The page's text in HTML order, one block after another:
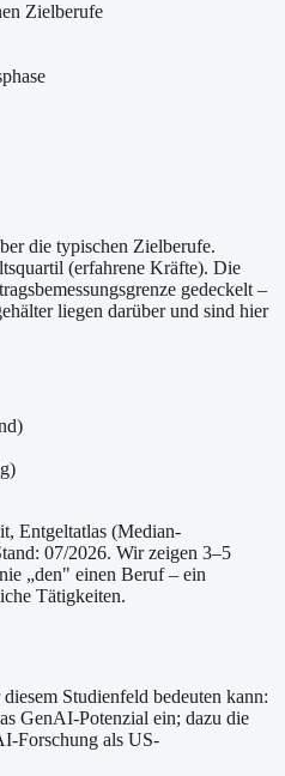
Zielberufe
die typischen Zielberufe.
(erfahrene Kräfte). Die
gedeckelt –
liegen darüber und sind hier
Entgeltatlas (Median-
07/2026. Wir zeigen 3–5
„den" einen Beruf – ein
Tätigkeiten.
Studienfeld bedeuten kann:
GenAI-Potenzial ein; dazu die
Forschung als US-